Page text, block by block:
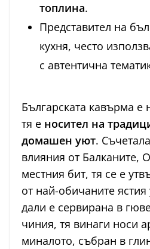
топлина.
Представител на
кухня, често
с автентична
Българската кавърма е
тя е носител на
домашен уют.
влияния от Балканите,
местния бит, тя се е
от най-обичаните
дали е сервирана в
чиния, тя винаги носи
миналото, събран в